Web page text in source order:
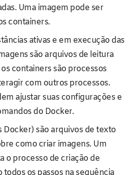
Uma imagem pode ser
containers.
ativas e em execução das
são arquivos de leitura
containers são processos
com outros processos.
ajustar suas configurações e
do Docker.
são arquivos de texto
como criar imagens. Um
o processo de criação de
os passos na sequência